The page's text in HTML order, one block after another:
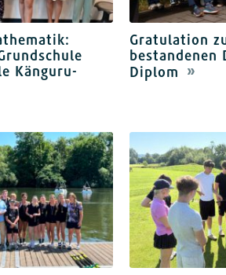
Känguru-
Gratulation
bestandenen
Diplom